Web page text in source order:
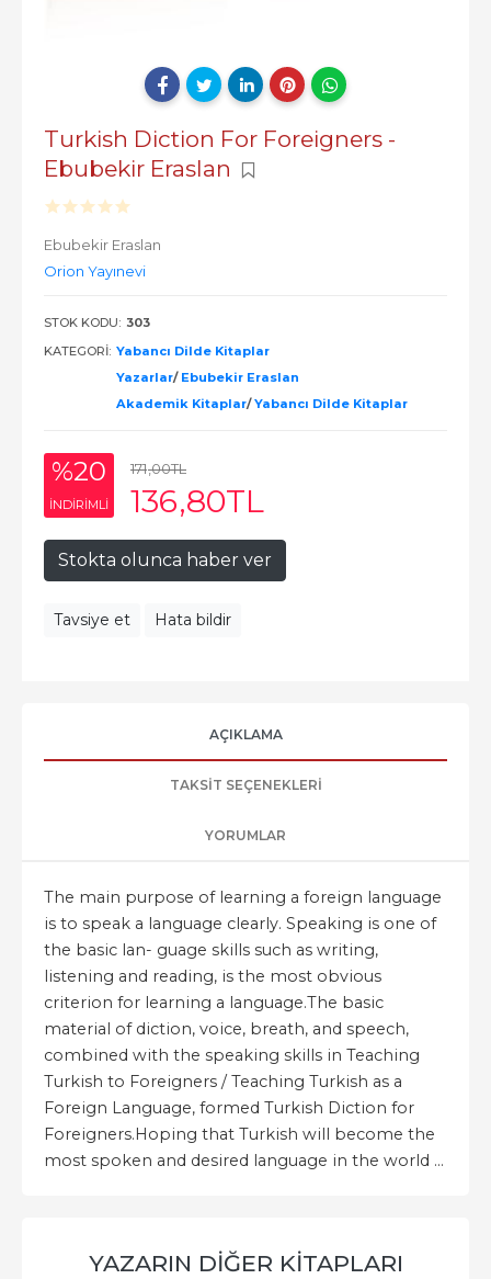
Turkish Diction For Foreigners -
Ebubekir Eraslan
Ebubekir Eraslan
Orion Yayınevi
STOK KODU: 303
KATEGORI: Yabancı Dilde Kitaplar
Yazarlar/ Ebubekir Eraslan
Akademik Kitaplar/Yabancı Dilde Kitaplar
%20
INDIRIMLI
171,00TL
136,80TL
Stokta olunca haber ver
Tavsiye et Hata bildir
AÇIKLAMA
TAKSIT SEÇENEKLERI
YORUMLAR
The main purpose of learning a foreign language
is to speak a language clearly. Speaking is one of
the basic lan- guage skills such as writing,
listening and reading, is the most obvious
criterion for learning a language.The basic
material of diction, voice, breath, and speech,
combined with the speaking skills in Teaching
Turkish to Foreigners / Teaching Turkish as a
Foreign Language, formed Turkish Diction for
Foreigners.Hoping that Turkish will become the
most spoken and desired language in the world ...
YAZARIN DIĞER KITAPLARI